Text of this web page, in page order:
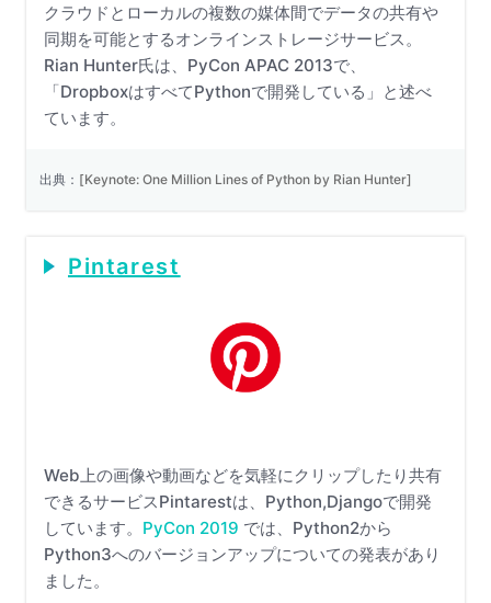
クラウドとローカルの複数の媒体間でデータの共有や
同期を可能とするオンラインストレージサービス。
Rian Hunter氏は、PyCon APAC 2013で、
「DropboxはすべてPythonで開発している」と述べ
ています。
出典： [Keynote: One Million Lines of Python by Rian Hunter]
Pintarest
Web上の画像や動画などを気軽にクリップしたり共有
できるサービスPintarestは、Python,Djangoで開発
しています。 PyCon 2019 では、Python2から
Python3へのバージョンアップについての発表があり
ました。